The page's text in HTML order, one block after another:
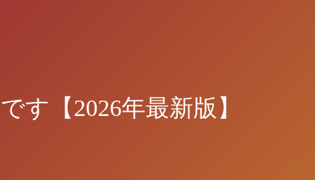
す【2026年最新版】